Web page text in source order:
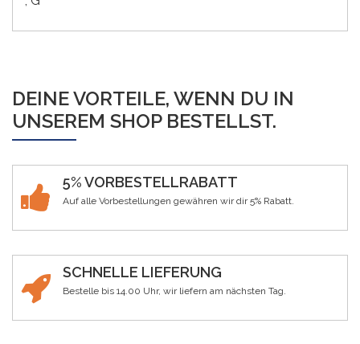
DEINE VORTEILE, WENN DU IN
UNSEREM SHOP BESTELLST.
5% VORBESTELLRABATT
Auf alle Vorbestellungen gewähren wir dir 5% Rabatt.
SCHNELLE LIEFERUNG
Bestelle bis 14.00 Uhr, wir liefern am nächsten Tag.